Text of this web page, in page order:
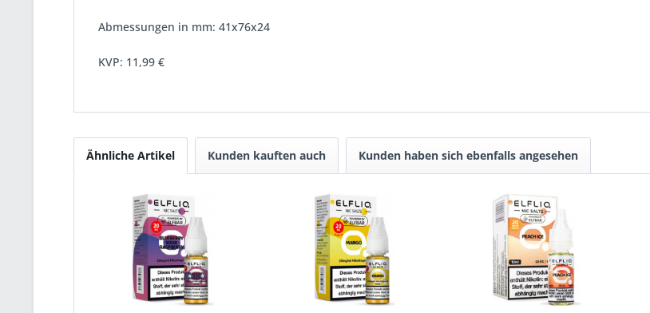
Abmessungen in mm: 41x76x24
KVP: 11,99 €
Ähnliche Artikel Kunden kauften auch Kunden haben sich ebenfalls angesehen